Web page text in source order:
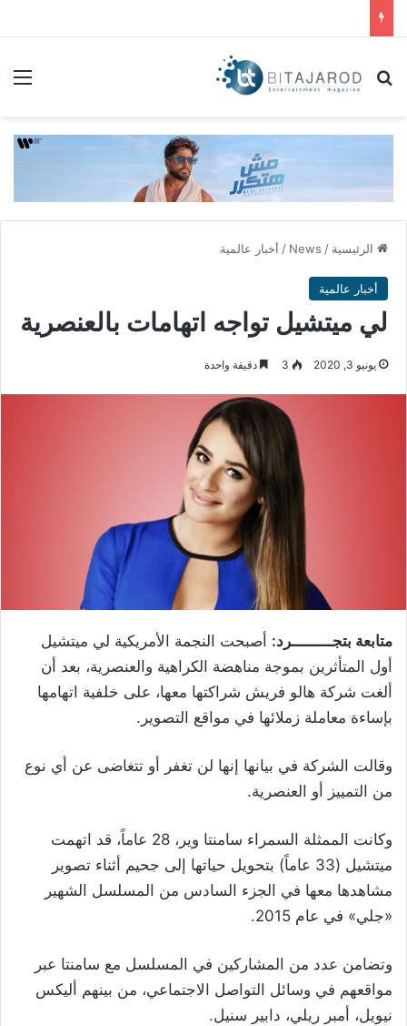
بحث عن
الرئيسية /
News
/ أخبار عالمية
أخبار عالمية
لي ميتشيل تواجه اتهامات بالعنصرية
يونيو 3, 2020 3 دقيقة واحدة
متابعة بتجـــــــــرد: أصبحت النجمة الأمريكية لي ميتشيل
أول المتأثرين بموجة مناهضة الكراهية والعنصرية، بعد أن
ألغت شركة هالو فريش شراكتها معها، على خلفية اتهامها
بإساءة معاملة زملائها في مواقع التصوير.
وقالت الشركة في بيانها إنها لن تغفر أو تتغاضى عن أي نوع
من التمييز أو العنصرية.
وكانت الممثلة السمراء سامنتا وير، 28 عاماً، قد اتهمت
ميتشيل (33 عاماً) بتحويل حياتها إلى جحيم أثناء تصوير
مشاهدها معها في الجزء السادس من المسلسل الشهير
«جلي» في عام 2015.
وتضامن عدد من المشاركين في المسلسل مع سامنتا عبر
مواقعهم في وسائل التواصل الاجتماعي، من بينهم أليكس
نيويل، أمبر ريلي، دابير سنيل.